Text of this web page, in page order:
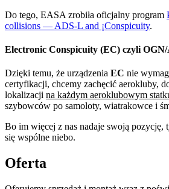
Do tego, EASA zrobiła oficjalny program
collisions — ADS-L and ¡Conspicuity.
Electronic Conspicuity (EC) czyli
Dzięki temu, że urządzenia EC nie
certyfikacji, chcemy zachęcić aerokluby,
lokalizacji na każdym aeroklubowym
szybowców po samoloty, wiatrakowce i
Bo im więcej z nas nadaje swoją pozycję,
się wspólne niebo.
Oferta